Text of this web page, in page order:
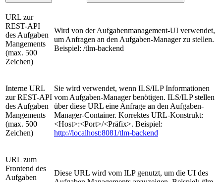
URL zur
REST-API
des Aufgaben
Mangements
(max. 500
Zeichen)
Wird von der Aufgabenmanagement-UI verwendet,
um Anfragen an den Aufgaben-Manager zu stellen.
Beispiel: /tlm-backend
Interne URL
zur REST-API
des Aufgaben
Mangements
(max. 500
Zeichen)
Sie wird verwendet, wenn ILS/ILP Informationen
vom Aufgaben-Manager benötigen. ILS/ILP stellen
über diese URL eine Anfrage an den Aufgaben-
Manager-Container. Korrektes URL-Konstrukt:
<Host>:<Port>/<Präfix>. Beispiel:
http://localhost:8081/tlm-backend
URL zum
Frontend des
Aufgaben
Diese URL wird vom ILP genutzt, um die UI des